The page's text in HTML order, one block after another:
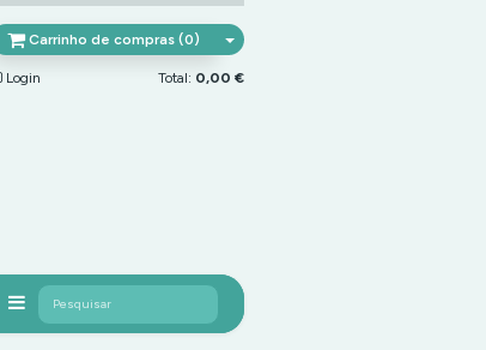
Carrinho de compras (0)
Login Total: 0,00 €
Pesquisar